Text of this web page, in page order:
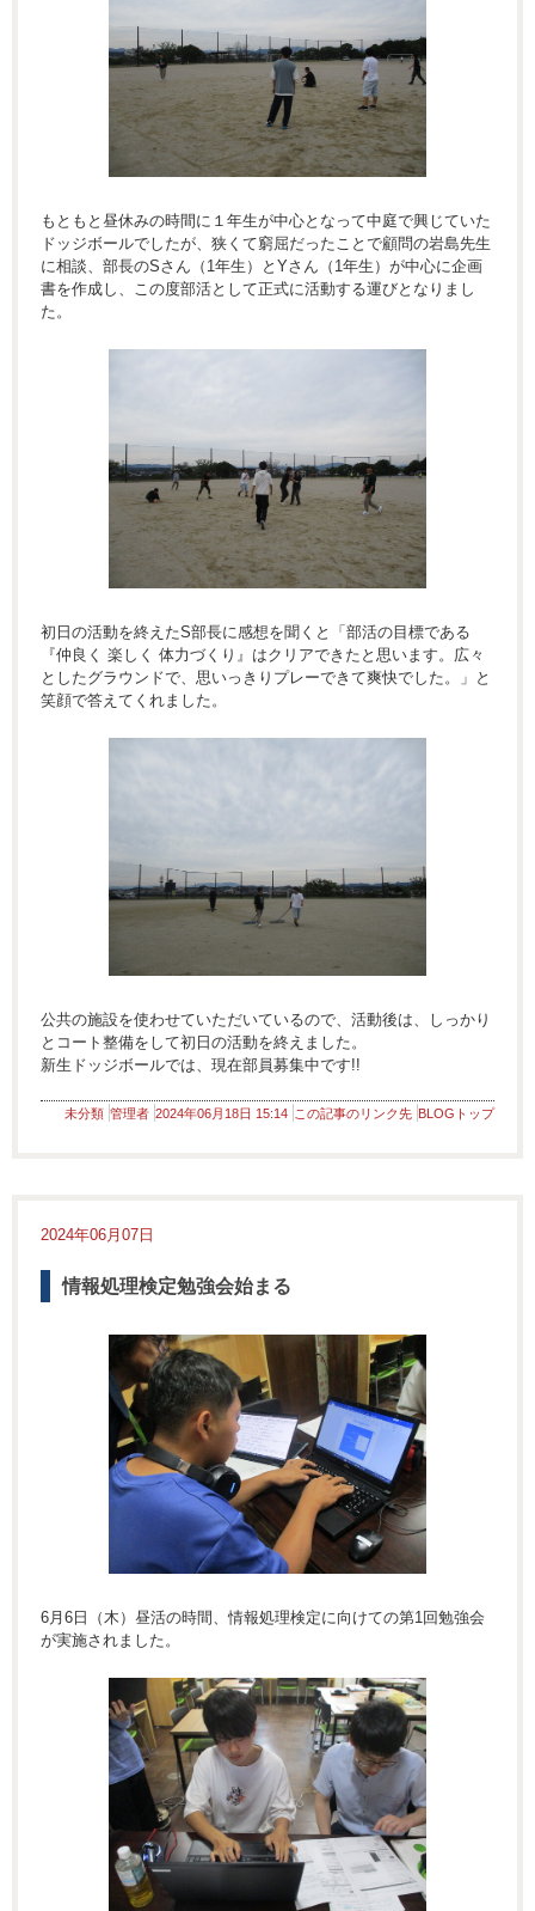
もともと昼休みの時間に１年生が中心となって中庭で興じていた
ドッジボールでしたが、狭くて窮屈だったことで顧問の岩島先生
に相談、部長のSさん（1年生）とYさん（1年生）が中心に企画
書を作成し、この度部活として正式に活動する運びとなりまし
た。
初日の活動を終えたS部長に感想を聞くと「部活の目標である
『仲良く 楽しく 体力づくり』はクリアできたと思います。広々
としたグラウンドで、思いっきりプレーできて爽快でした。」と
笑顔で答えてくれました。
公共の施設を使わせていただいているので、活動後は、しっかり
とコート整備をして初日の活動を終えました。
新生ドッジボールでは、現在部員募集中です!!
未分類 管理者 2024年06月18日 15:14 この記事のリンク先 BLOGトップ
2024年06月07日
情報処理検定勉強会始まる
6月6日（木）昼活の時間、情報処理検定に向けての第1回勉強会
が実施されました。